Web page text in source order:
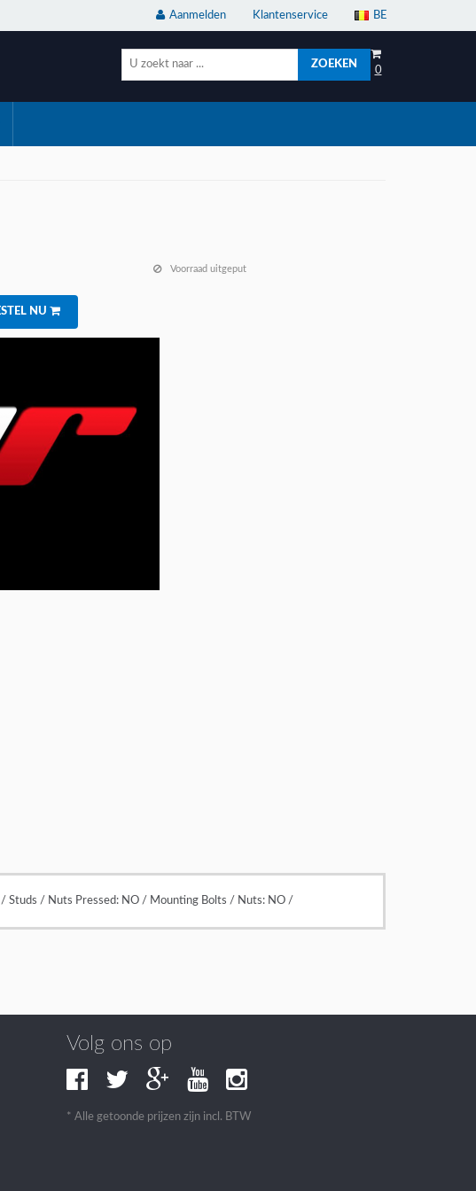
BE
Klantenservice
Aanmelden
0
ZOEKEN
Voorraad uitgeput
NU
Studs / Nuts Pressed: NO / Mounting Bolts / Nuts: NO /
Volg ons op
* Alle getoonde prijzen zijn incl. BTW